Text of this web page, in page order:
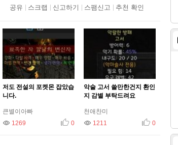
공유 스크랩 신고하기 스팸신고 추천 확인
저도 전설의 포켓몬 잡았습
니다.
큰별이아빠
1269 0
악술 고서 쓸만한건지 환인
지 감별 부탁드려요
천애찬미
조회
1211 0